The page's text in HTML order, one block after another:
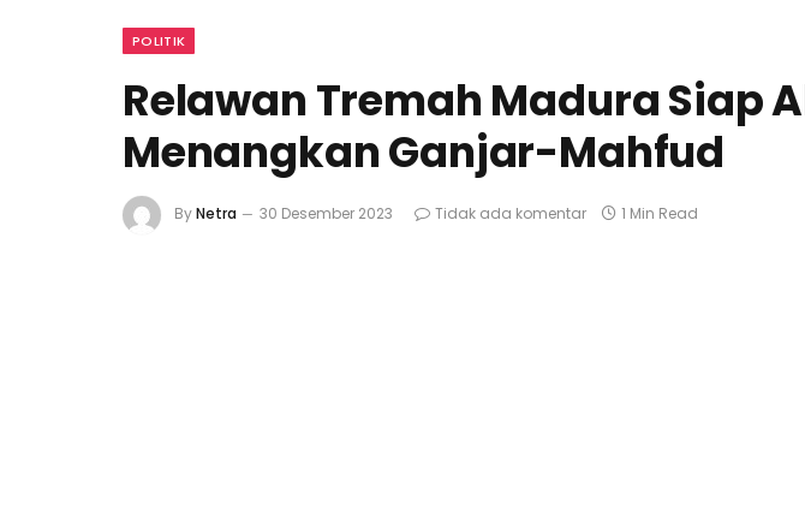
POLITIK
Relawan Tremah Madura Siap
Menangkan Ganjar-Mahfud
ByNetra 30 Desember 2023 Tidak ada komentar 1 Min Read